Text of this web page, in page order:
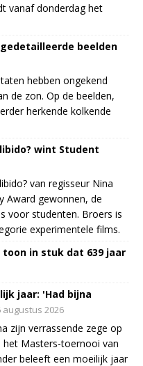
vanaf donderdag het
beelden
hebben ongekend
de zon. Op de beelden,
herkende kolkende
wint Student
van regisseur Nina
Award gewonnen, de
voor studenten. Broers is
experimentele films.
in stuk dat 639 jaar
jaar: 'Had bijna
augustus 2026
zijn verrassende zege op
het Masters-toernooi van
beleeft een moeilijk jaar